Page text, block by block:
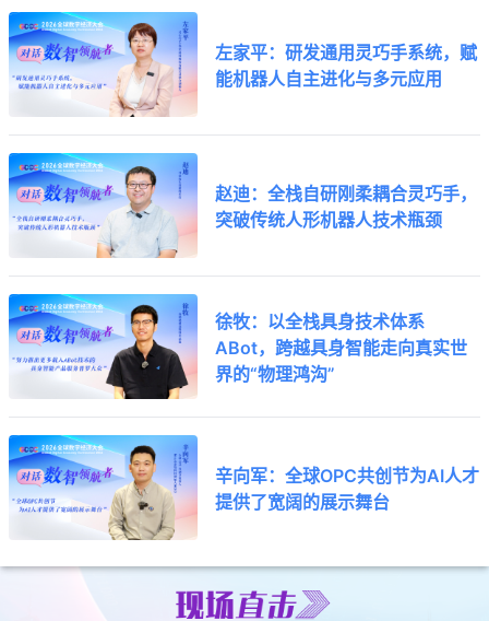
左家平：研发通用灵巧手系统，赋
能机器人自主进化与多元应用
赵迪：全栈自研刚柔耦合灵巧手，
突破传统人形机器人技术瓶颈
徐牧：以全栈具身技术体系
ABot，跨越具身智能走向真实世
界的“物理鸿沟”
辛向军：全球OPC共创节为AI人才
提供了宽阔的展示舞台